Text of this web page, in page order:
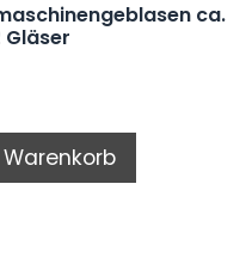
ca.
Gläser